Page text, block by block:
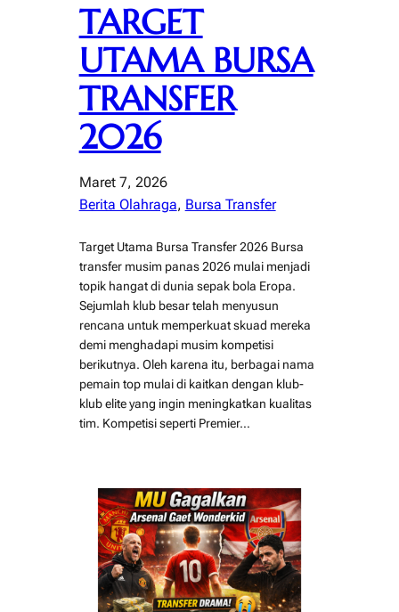
TARGET
UTAMA BURSA
TRANSFER
2026
Maret 7, 2026
Berita Olahraga, Bursa Transfer
Target Utama Bursa Transfer 2026 Bursa
transfer musim panas 2026 mulai menjadi
topik hangat di dunia sepak bola Eropa.
Sejumlah klub besar telah menyusun
rencana untuk memperkuat skuad mereka
demi menghadapi musim kompetisi
berikutnya. Oleh karena itu, berbagai nama
pemain top mulai di kaitkan dengan klub-
klub elite yang ingin meningkatkan kualitas
tim. Kompetisi seperti Premier…